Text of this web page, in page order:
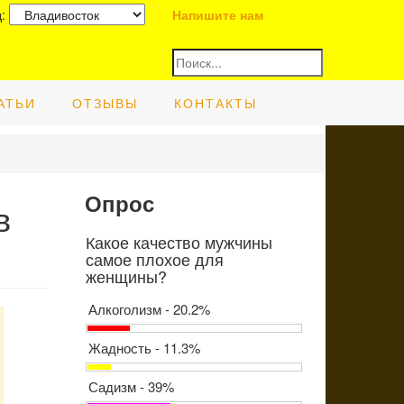
Напишите нам
ОТЗЫВЫ КОНТАКТЫ
Опрос
Какое качество мужчины
самое плохое для
женщины?
Алкоголизм - 20.2%
Жадность - 11.3%
Садизм - 39%